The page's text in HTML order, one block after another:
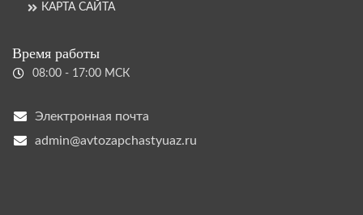
КАРТА САЙТА
Время работы
08:00 - 17:00 МСК
Электронная почта
admin@avtozapchastyuaz.ru